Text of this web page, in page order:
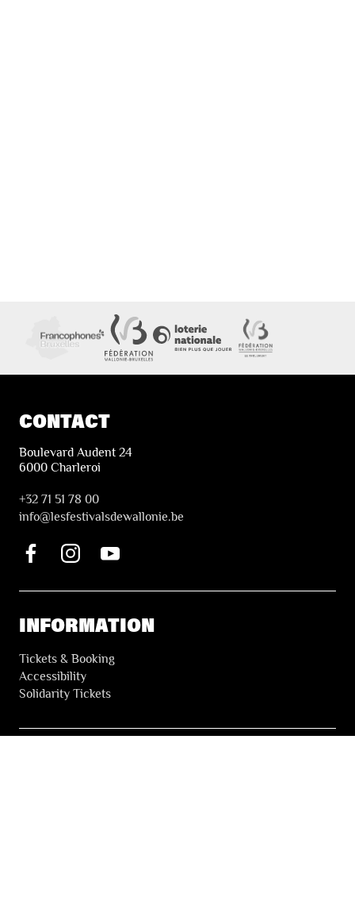
CONTACT
Boulevard Audent 24
6000 Charleroi
+32 71 51 78 00
info@lesfestivalsdewallonie.be
INFORMATION
Tickets & Booking
Accessibility
Solidarity Tickets